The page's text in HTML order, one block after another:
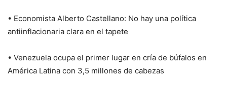
• Economista Alberto Castellano: No hay una política
antiinflacionaria clara en el tapete
• Venezuela ocupa el primer lugar en cría de búfalos en
América Latina con 3,5 millones de cabezas